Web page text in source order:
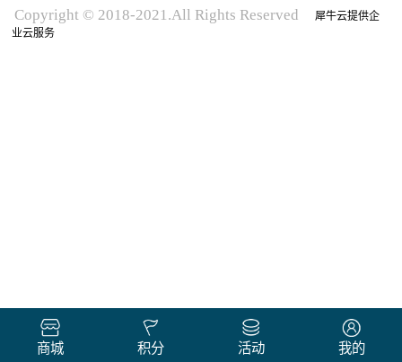
Copyright © 2018-2021.All Rights Reserved
犀牛云提供企
业云服务
商城 积分 活动 我的